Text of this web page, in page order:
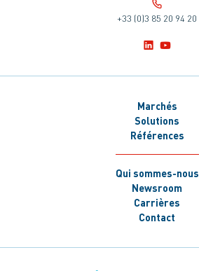
+33 (0)3 85 20 94 20
Marchés
Solutions
Références
Qui sommes-nous
Newsroom
Carrières
Contact